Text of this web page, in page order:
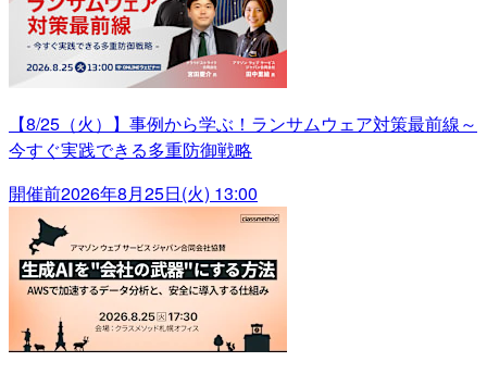
【8/25（火）】事例から学ぶ！ランサムウェア対策最前線～
今すぐ実践できる多重防御戦略
開催前2026年8月25日(火) 13:00